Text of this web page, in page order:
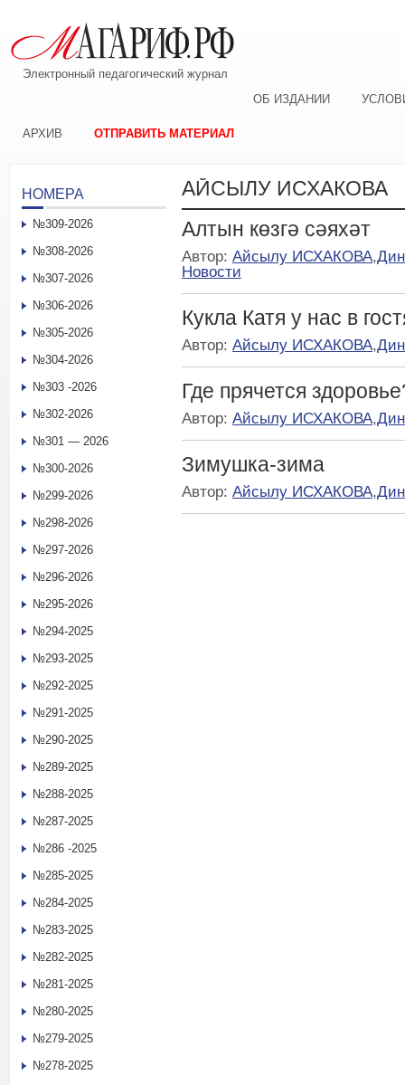
Электронный педагогический журнал
ОБ ИЗДАНИИ
АРХИВ ОТПРАВИТЬ МАТЕРИАЛ
АЙСЫЛУ ИСХАКОВА
Алтын көзгә сәяхәт
Автор: Айсылу ИСХАКОВА,
Новости
Кукла Катя у нас в
Автор: Айсылу ИСХАКОВА,
Где прячется
Автор: Айсылу ИСХАКОВА,
Зимушка-зима
Автор: Айсылу ИСХАКОВА,
НОМЕРА
№309-2026
№308-2026
№307-2026
№306-2026
№305-2026
№304-2026
№303 -2026
№302-2026
№301 — 2026
№300-2026
№299-2026
№298-2026
№297-2026
№296-2026
№295-2026
№294-2025
№293-2025
№292-2025
№291-2025
№290-2025
№289-2025
№288-2025
№287-2025
№286 -2025
№285-2025
№284-2025
№283-2025
№282-2025
№281-2025
№280-2025
№279-2025
№278-2025